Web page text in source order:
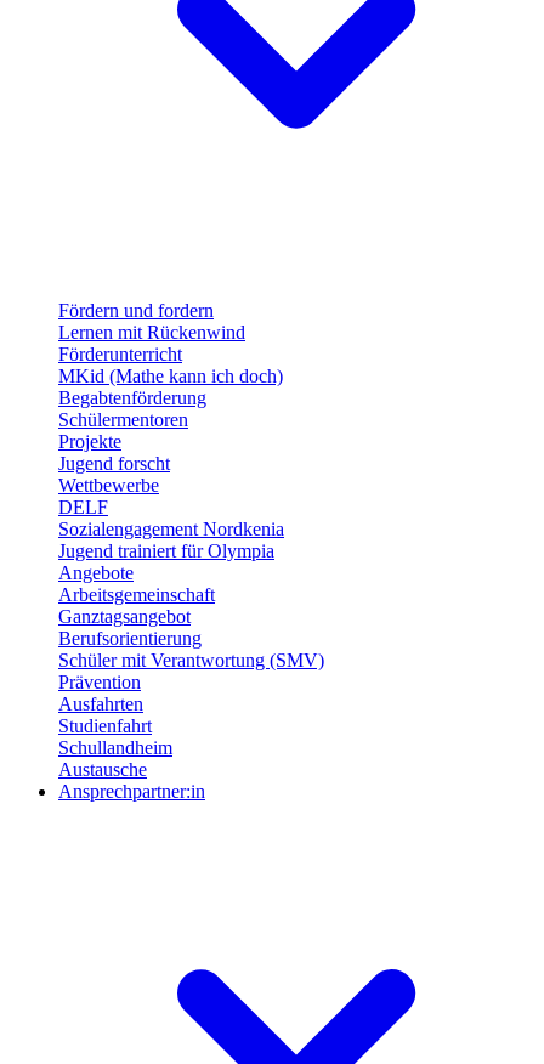
Fördern und fordern
Lernen mit Rückenwind
Förderunterricht
MKid (Mathe kann ich doch)
Begabtenförderung
Schülermentoren
Projekte
Jugend forscht
Wettbewerbe
DELF
Sozialengagement Nordkenia
Jugend trainiert für Olympia
Angebote
Arbeitsgemeinschaft
Ganztagsangebot
Berufsorientierung
Schüler mit Verantwortung (SMV)
Prävention
Ausfahrten
Studienfahrt
Schullandheim
Austausche
Ansprechpartner:in